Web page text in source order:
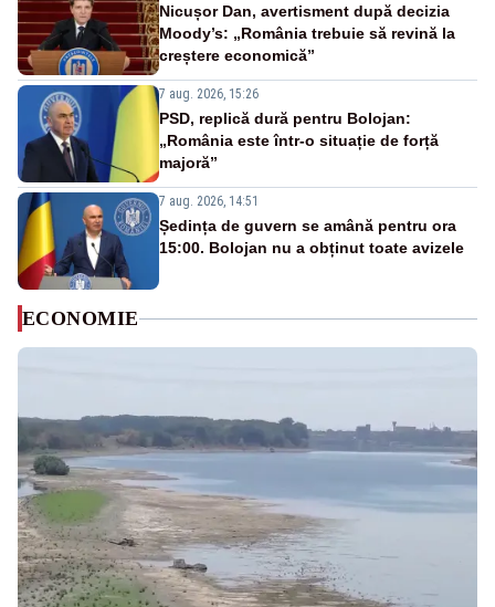
Nicușor Dan, avertisment după decizia
Moody’s: „România trebuie să revină la
creștere economică”
7 aug. 2026, 15:26
PSD, replică dură pentru Bolojan:
„România este într-o situație de forță
majoră”
7 aug. 2026, 14:51
Ședința de guvern se amână pentru ora
15:00. Bolojan nu a obținut toate avizele
ECONOMIE